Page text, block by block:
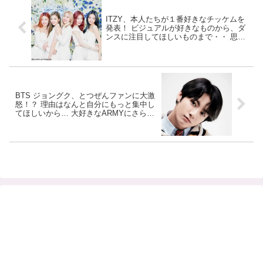
ITZY、本人たちが１番好きなチッケムを
発表！ ビジュアルが好きなものから、ダ
ンスに注目してほしいものまで・・ 思い
BTS ジョングク、とつぜんファンに大激
怒！？ 理由はなんと自分にもっと集中し
てほしいから… 大好きなARMYにさらに